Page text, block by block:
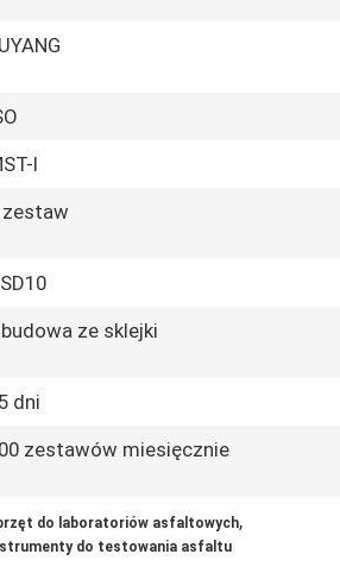
I
zestaw
ze sklejki
dni
zestawów miesięcznie
do laboratoriów asfaltowych,
do testowania asfaltu